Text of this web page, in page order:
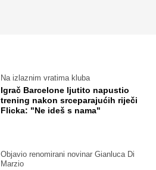
Na izlaznim vratima kluba
Igrač Barcelone ljutito napustio
trening nakon srceparajućih riječi
Flicka: "Ne ideš s nama"
Objavio renomirani novinar Gianluca Di
Marzio